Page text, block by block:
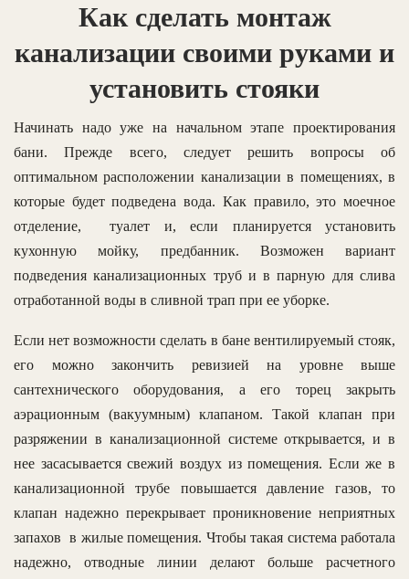
Как сделать монтаж
канализации своими руками и
установить стояки
Начинать надо уже на начальном этапе проектирования
бани. Прежде всего, следует решить вопросы об
оптимальном расположении канализации в помещениях, в
которые будет подведена вода. Как правило, это моечное
отделение, туалет и, если планируется установить
кухонную мойку, предбанник. Возможен вариант
подведения канализационных труб и в парную для слива
отработанной воды в сливной трап при ее уборке.
Если нет возможности сделать в бане вентилируемый стояк,
его можно закончить ревизией на уровне выше
сантехнического оборудования, а его торец закрыть
аэрационным (вакуумным) клапаном. Такой клапан при
разряжении в канализационной системе открывается, и в
нее засасывается свежий воздух из помещения. Если же в
канализационной трубе повышается давление газов, то
клапан надежно перекрывает проникновение неприятных
запахов в жилые помещения. Чтобы такая система работала
надежно, отводные линии делают больше расчетного